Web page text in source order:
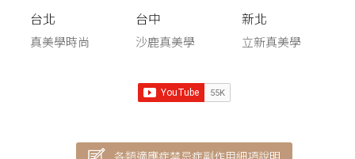
台北
真美學時尚
台中
沙鹿真美學
新北
立新真美學